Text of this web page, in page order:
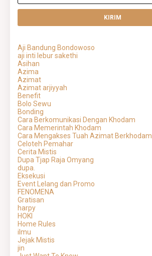
Aji Bandung Bondowoso
aji inti lebur sakethi
Asihan
Azima
Azimat
Azimat arjiyyah
Benefit
Bolo Sewu
Bonding
Cara Berkomunikasi Dengan Khodam
Cara Memerintah Khodam
Cara Mengakses Tuah Azimat Berkhodam
Celoteh Pemahar
Cerita Mistis
Dupa Tjap Raja Omyang
dupa.
Eksekusi
Event Lelang dan Promo
FENOMENA
Gratisan
harpy
HOKI
Home Rules
ilmu
Jejak Mistis
jin